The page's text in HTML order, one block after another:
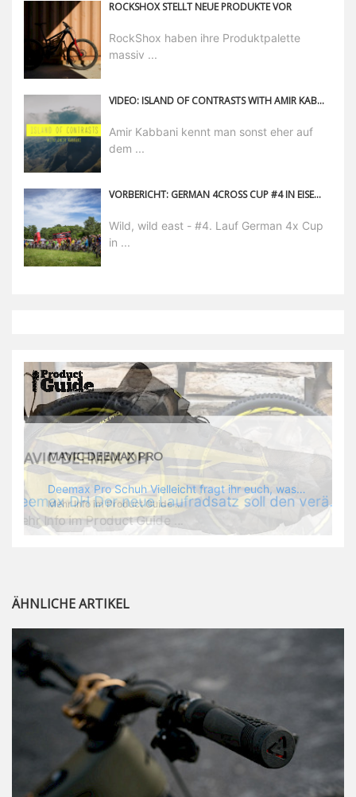
ROCKSHOX STELLT NEUE PRODUKTE VOR
RockShox haben ihre Produktpalette
massiv ...
VIDEO: ISLAND OF CONTRASTS WITH AMIR KABBANI
Amir Kabbani kennt man sonst eher auf
dem ...
VORBERICHT: GERMAN 4CROSS CUP #4 IN EISENHÜTTENSTADT
Wild, wild east - #4. Lauf German 4x Cup
in ...
MAVIC DEEMAX PRO
Deemax Pro Schuh Vielleicht fragt ihr euch, was ein Schuh mit Deemax zu tun hat? Nun, hier spielt vor allem der Einsatzzweck eine Rolle: Deemax steht für Gravity pur und dafür ist auch der neue Schuh gedacht, der vor allem den Ideen von Downhill Legende Fabien Barel entspricht. Der Schuh soll ganz der Deemax Philosophie entsprechen: kompromisslose Funktion, effizient und hoher Komfort standen auf der Wunschliste von Fabien. Und das kam dabei heraus: - die neue „Energy Grip AM“ Sohle bietet maximale Stabilität und optimalen Grip auf dem Pedal. - die „Ergo Fit“ Innensohle soll super hohen Komfort bieten und optimal sitzen und zwar den ganzen Tag lang. - eine 3D-Mesch-Konstruktion soll den Fuß belüften und sowohl bei Sonne also auch unter kühlen Bedingungen für optimales Fußklima sorgen - die Assymetrische Konstruktion mit höherem Seitenteil innen soll den Knöchel optimal schützen - extra Schutz für die Zehen und die Fersen
Mehr Info im Product Guide ...
ÄHNLICHE ARTIKEL